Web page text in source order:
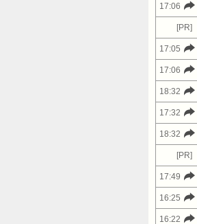
17:06
[PR]
17:05
17:06
18:32
17:32
18:32
[PR]
17:49
16:25
16:22